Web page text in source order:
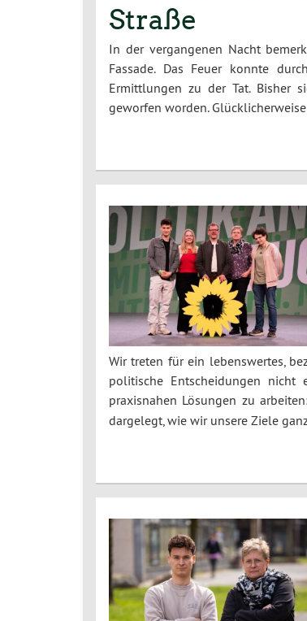
Straße
In der vergangenen Nacht
Fassade. Das Feuer konnte
Ermittlungen zu der Tat. Bisher
geworfen worden.
Wir treten für ein lebenswertes,
politische Entscheidungen nicht
praxisnahen Lösungen zu
dargelegt, wie wir unsere Ziele